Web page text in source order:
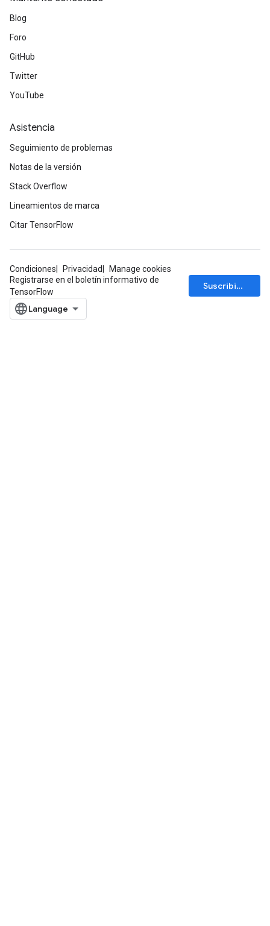
Blog
Foro
GitHub
Twitter
YouTube
Asistencia
Seguimiento de problemas
Notas de la versión
Stack Overflow
Lineamientos de marca
Citar TensorFlow
Condiciones Privacidad
Manage cookies
Registrarse en el boletín informativo de
TensorFlow
Suscribirse